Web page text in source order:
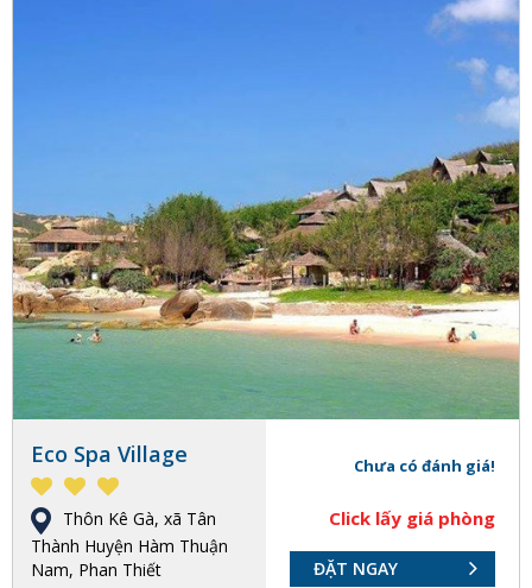
Eco Spa Village
Thôn Kê Gà, xã Tân
Thành Huyện Hàm Thuận
Nam, Phan Thiết
Chưa có đánh giá!
Click lấy giá phòng
ĐẶT NGAY